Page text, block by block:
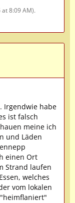
at 8:09 AM).
Irgendwie habe
ist falsch
meine ich
und Läden
einen Ort
Strand laufen
welches
vom lokalen